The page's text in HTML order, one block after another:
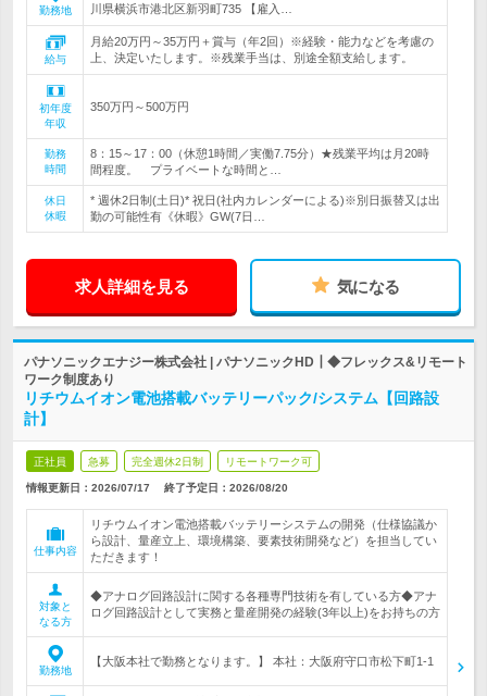
勤務地
川県横浜市港北区新羽町735 【雇入…
給与
月給20万円～35万円＋賞与（年2回）※経験・能力などを考慮の
上、決定いたします。※残業手当は、別途全額支給します。
初年度
年収
350万円～500万円
勤務
時間
8：15～17：00（休憩1時間／実働7.75分）★残業平均は月20時
間程度。 プライベートな時間と…
休日
休暇
* 週休2日制(土日)* 祝日(社内カレンダーによる)※別日振替又は出
勤の可能性有《休暇》GW(7日…
求人詳細を見る 気になる
パナソニックエナジー株式会社 | パナソニックHD┃◆フレックス&リモート
ワーク制度あり
リチウムイオン電池搭載バッテリーパック/システム【回路設
計】
正社員 急募 完全週休2日制 リモートワーク可
情報更新日：2026/07/17 終了予定日： 2026/08/20
仕事内容
リチウムイオン電池搭載バッテリーシステムの開発（仕様協議か
ら設計、量産立上、環境構築、要素技術開発など）を担当してい
ただきます！
対象と
なる方
◆アナログ回路設計に関する各種専門技術を有している方◆アナ
ログ回路設計として実務と量産開発の経験(3年以上)をお持ちの方
勤務地
【大阪本社で勤務となります。】 本社：大阪府守口市松下町1-1